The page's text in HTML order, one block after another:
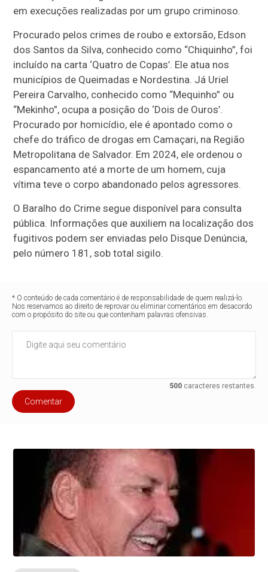
em execuções realizadas por um grupo criminoso.
Procurado pelos crimes de roubo e extorsão, Edson
dos Santos da Silva, conhecido como “Chiquinho”, foi
incluído na carta ‘Quatro de Copas’. Ele atua nos
municípios de Queimadas e Nordestina. Já Uriel
Pereira Carvalho, conhecido como “Mequinho” ou
“Mekinho”, ocupa a posição do ‘Dois de Ouros’.
Procurado por homicídio, ele é apontado como o
chefe do tráfico de drogas em Camaçari, na Região
Metropolitana de Salvador. Em 2024, ele ordenou o
espancamento até a morte de um homem, cuja
vítima teve o corpo abandonado pelos agressores.
O Baralho do Crime segue disponível para consulta
pública. Informações que auxiliem na localização dos
fugitivos podem ser enviadas pelo Disque Denúncia,
pelo número 181, sob total sigilo.
* O conteúdo de cada comentário é de responsabilidade de quem realizá-lo.
Nos reservamos ao direito de reprovar ou eliminar comentários em desacordo
com o propósito do site ou que contenham palavras ofensivas.
500caracteres restantes.
Comentar